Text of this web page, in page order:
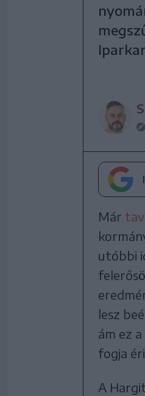
Már
utóbbi
lesz
ám ez
fogja
A